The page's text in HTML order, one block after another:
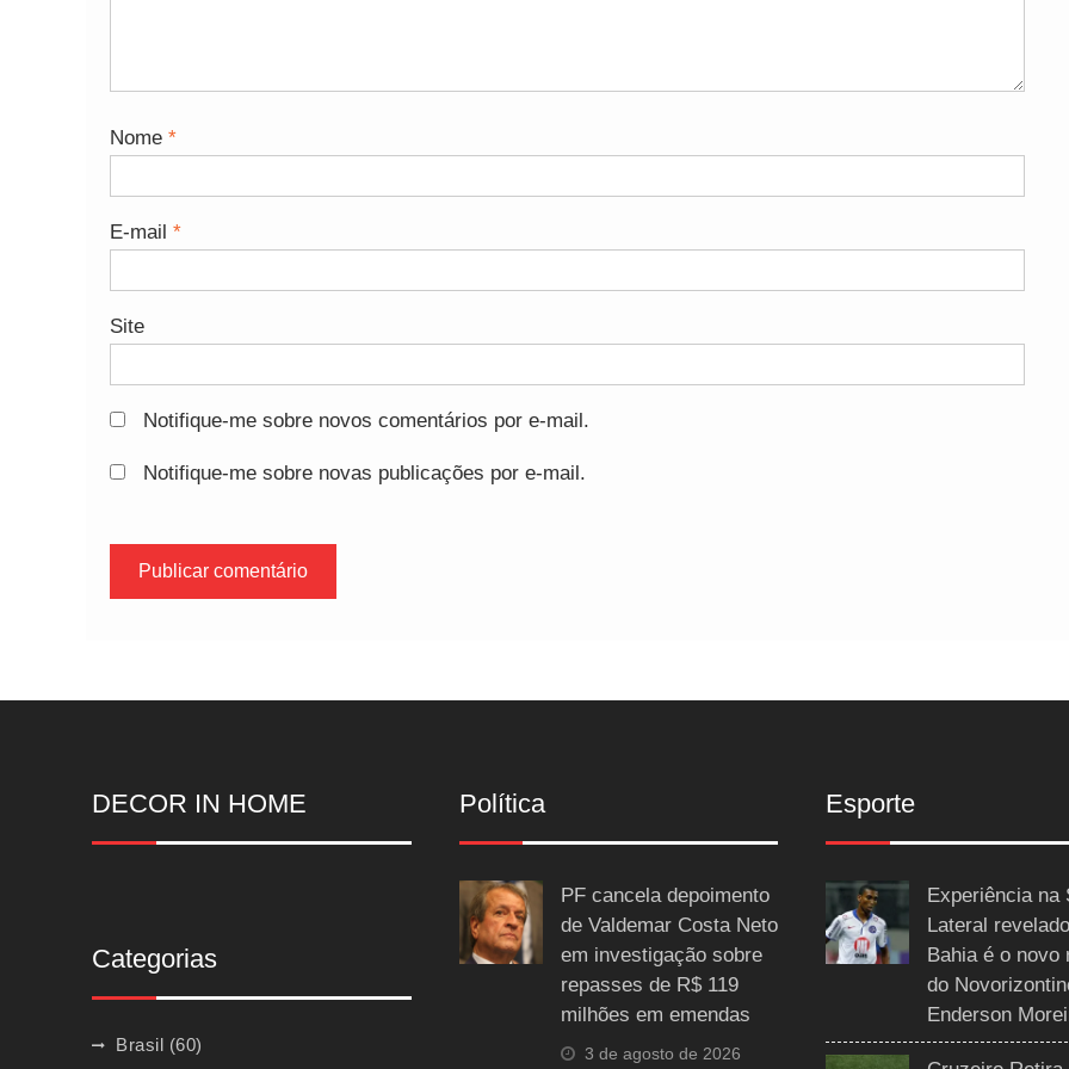
Nome *
E-mail *
Site
Notifique-me sobre novos comentários por e-mail.
Notifique-me sobre novas publicações por e-mail.
DECOR IN HOME
Categorias
Brasil (60)
Política
PF cancela depoimento
de Valdemar Costa Neto
em investigação sobre
repasses de R$ 119
milhões em emendas
3 de agosto de 2026
Esporte
Experiência na
Lateral
Bahia é o novo
do
Enderson